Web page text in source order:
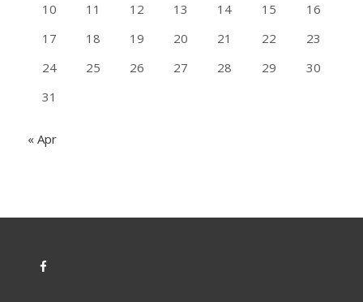
10
11 12 13 14 15
16
17
18 19 20 21 22
23
24
25 26 27 28 29
30
31
« Apr